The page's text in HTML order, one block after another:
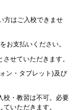
方はご入校できませ
お支払いください。
せていただきます。
ン・タブレット)及び
校・教習は不可。必要
いただきます。